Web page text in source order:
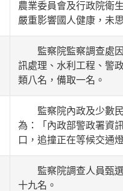
農業委員會及行政院衛
嚴重影響國人健康，未
監察院監察調查處因
訊處理、水利工程、警
類八名，備取一名。
監察院內政及少數民
為：「內政部警政署資
口，追撞正在等候交通
監察院調查人員甄選
十九名。